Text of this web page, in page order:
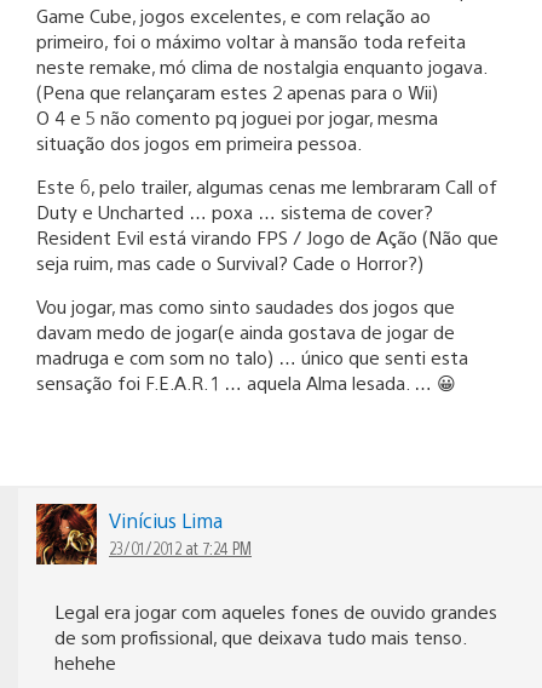
Game Cube, jogos excelentes, e com relação ao
primeiro, foi o máximo voltar à mansão toda refeita
neste remake, mó clima de nostalgia enquanto jogava.
(Pena que relançaram estes 2 apenas para o Wii)
O 4 e 5 não comento pq joguei por jogar, mesma
situação dos jogos em primeira pessoa.
Este 6, pelo trailer, algumas cenas me lembraram Call of
Duty e Uncharted … poxa … sistema de cover?
Resident Evil está virando FPS / Jogo de Ação (Não que
seja ruim, mas cade o Survival? Cade o Horror?)
Vou jogar, mas como sinto saudades dos jogos que
davam medo de jogar(e ainda gostava de jogar de
madruga e com som no talo) … único que senti esta
sensação foi F.E.A.R. 1 … aquela Alma lesada. … 😀
Vinícius Lima
23/01/2012 at 7:24 PM
Legal era jogar com aqueles fones de ouvido grandes
de som profissional, que deixava tudo mais tenso.
hehehe